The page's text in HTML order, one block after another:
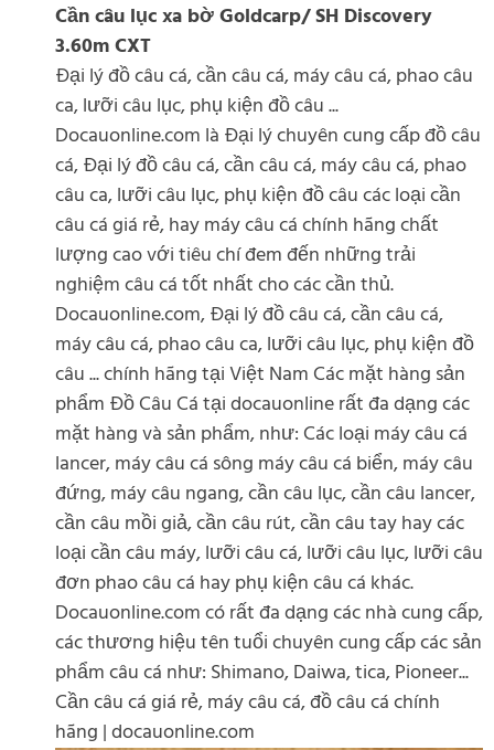
Cần câu lục xa bờ Goldcarp/ SH Discovery
3.60m CXT
Đại lý đồ câu cá, cần câu cá, máy câu cá, phao câu
ca, lưỡi câu lục, phụ kiện đồ câu ...
Docauonline.com là Đại lý chuyên cung cấp đồ câu
cá, Đại lý đồ câu cá, cần câu cá, máy câu cá, phao
câu ca, lưỡi câu lục, phụ kiện đồ câu các loại cần
câu cá giá rẻ, hay máy câu cá chính hãng chất
lượng cao với tiêu chí đem đến những trải
nghiệm câu cá tốt nhất cho các cần thủ.
Docauonline.com, Đại lý đồ câu cá, cần câu cá,
máy câu cá, phao câu ca, lưỡi câu lục, phụ kiện đồ
câu ... chính hãng tại Việt Nam Các mặt hàng sản
phẩm Đồ Câu Cá tại docauonline rất đa dạng các
mặt hàng và sản phẩm, như: Các loại máy câu cá
lancer, máy câu cá sông máy câu cá biển, máy câu
đứng, máy câu ngang, cần câu lục, cần câu lancer,
cần câu mồi giả, cần câu rút, cần câu tay hay các
loại cần câu máy, lưỡi câu cá, lưỡi câu lục, lưỡi câu
đơn phao câu cá hay phụ kiện câu cá khác.
Docauonline.com có rất đa dạng các nhà cung cấp,
các thương hiệu tên tuổi chuyên cung cấp các sản
phẩm câu cá như: Shimano, Daiwa, tica, Pioneer...
Cần câu cá giá rẻ, máy câu cá, đồ câu cá chính
hãng | docauonline.com